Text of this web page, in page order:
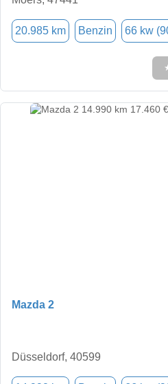
20.985 km Benzin 66 kw
Mazda 2
Düsseldorf, 40599